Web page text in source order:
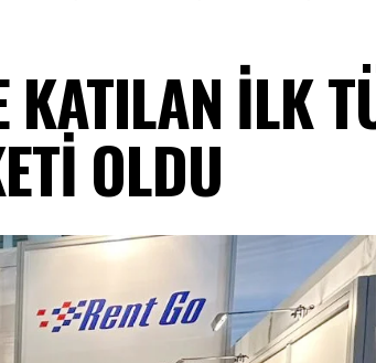
KATILAN İLK
OLDU